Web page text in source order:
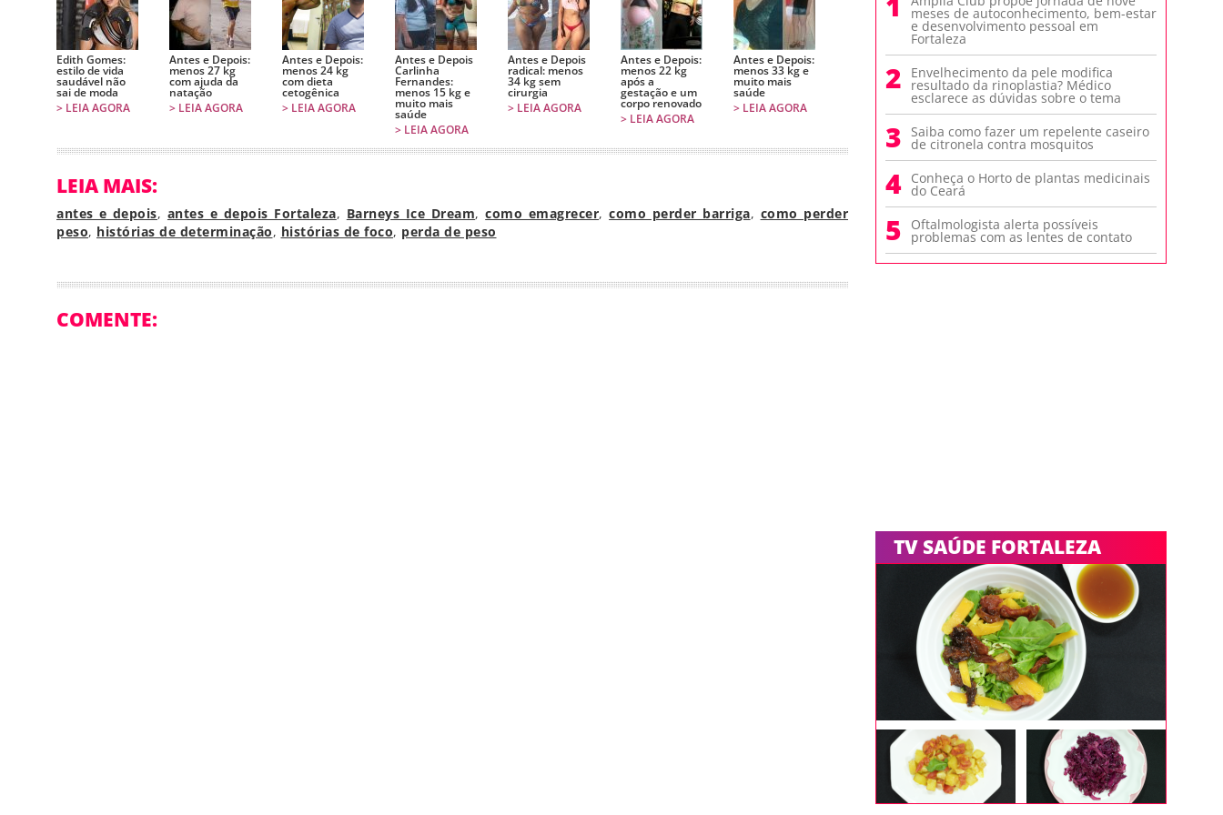
Edith Gomes:
estilo de vida
saudável não
sai de moda
> LEIA AGORA
Antes e Depois:
menos 27 kg
com ajuda da
natação
> LEIA AGORA
Antes e Depois:
menos 24 kg
com dieta
cetogênica
> LEIA AGORA
Antes e Depois
Carlinha
Fernandes:
menos 15 kg e
muito mais
saúde
> LEIA AGORA
Antes e Depois
radical: menos
34 kg sem
cirurgia
> LEIA AGORA
Antes e Depois:
menos 22 kg
após a
gestação e um
corpo renovado
> LEIA AGORA
Antes e Depois:
menos 33 kg e
muito mais
saúde
> LEIA AGORA
LEIA MAIS:
antes e depois, antes e depois Fortaleza, Barneys Ice Dream,como emagrecer,como perder barriga, como perder
peso, histórias de determinação, histórias de foco, perda de peso
COMENTE:
meses de autoconhecimento, bem-estar
e desenvolvimento pessoal em
Fortaleza
2 Envelhecimento da pele modifica
resultado da rinoplastia? Médico
esclarece as dúvidas sobre o tema
3 Saiba como fazer um repelente caseiro
de citronela contra mosquitos
4 Conheça o Horto de plantas medicinais
do Ceará
5 Oftalmologista alerta possíveis
problemas com as lentes de contato
TV SAÚDE FORTALEZA